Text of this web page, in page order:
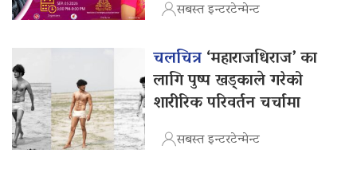
सबस्त इन्टरटेन्मेन्ट
चलचित्र‘महाराजधिराज’ का
लागि पुष्प खड्काले गरेको
शारीरिक परिवर्तन चर्चामा
सबस्त इन्टरटेन्मेन्ट